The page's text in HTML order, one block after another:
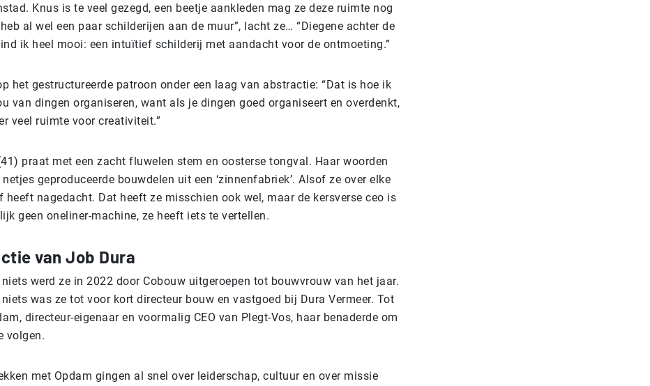
Knus is te veel gezegd, een beetje aankleden mag ze deze ruimte nog
al wel een paar schilderijen aan de muur”, lacht ze… “Diegene achter de
ik heel mooi: een intuïtief schilderij met aandacht voor de ontmoeting.”
het gestructureerde patroon onder een laag van abstractie: “Dat is hoe ik
van dingen organiseren, want als je dingen goed organiseert en overdenkt,
veel ruimte voor creativiteit.”
praat met een zacht fluwelen stem en oosterse tongval. Haar woorden
geproduceerde bouwdelen uit een ‘zinnenfabriek’. Alsof ze over elke
heeft nagedacht. Dat heeft ze misschien ook wel, maar de kersverse ceo is
geen oneliner-machine, ze heeft iets te vertellen.
van Job Dura
werd ze in 2022 door Cobouw uitgeroepen tot bouwvrouw van het jaar.
was ze tot voor kort directeur bouw en vastgoed bij Dura Vermeer. Tot
directeur-eigenaar en voormalig CEO van Plegt-Vos, haar benaderde om
volgen.
met Opdam gingen al snel over leiderschap, cultuur en over missie